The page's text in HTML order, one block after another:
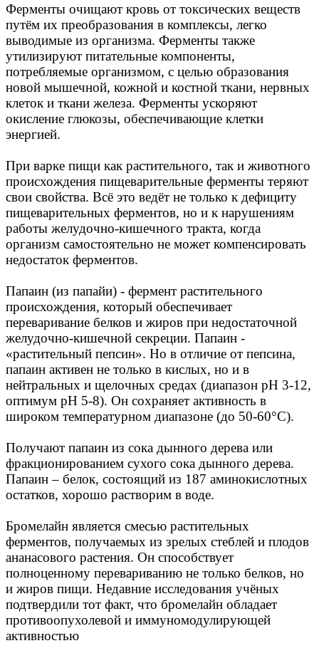
Ферменты очищают кровь от токсических веществ
путём их преобразования в комплексы, легко
выводимые из организма. Ферменты также
утилизируют питательные компоненты,
потребляемые организмом, с целью образования
новой мышечной, кожной и костной ткани, нервных
клеток и ткани железа. Ферменты ускоряют
окисление глюкозы, обеспечивающие клетки
энергией.
При варке пищи как растительного, так и животного
происхождения пищеварительные ферменты теряют
свои свойства. Всё это ведёт не только к дефициту
пищеварительных ферментов, но и к нарушениям
работы желудочно-кишечного тракта, когда
организм самостоятельно не может компенсировать
недостаток ферментов.
Папаин (из папайи) - фермент растительного
происхождения, который обеспечивает
переваривание белков и жиров при недостаточной
желудочно-кишечной секреции. Папаин -
«растительный пепсин». Но в отличие от пепсина,
папаин активен не только в кислых, но и в
нейтральных и щелочных средах (диапазон pH 3-12,
оптимум pH 5-8). Он сохраняет активность в
широком температурном диапазоне (до 50-60°C).
Получают папаин из сока дынного дерева или
фракционированием сухого сока дынного дерева.
Папаин – белок, состоящий из 187 аминокислотных
остатков, хорошо растворим в воде.
Бромелайн является смесью растительных
ферментов, получаемых из зрелых стеблей и плодов
ананасового растения. Он способствует
полноценному перевариванию не только белков, но
и жиров пищи. Недавние исследования учёных
подтвердили тот факт, что бромелайн обладает
противоопухолевой и иммуномодулирующей
активностью